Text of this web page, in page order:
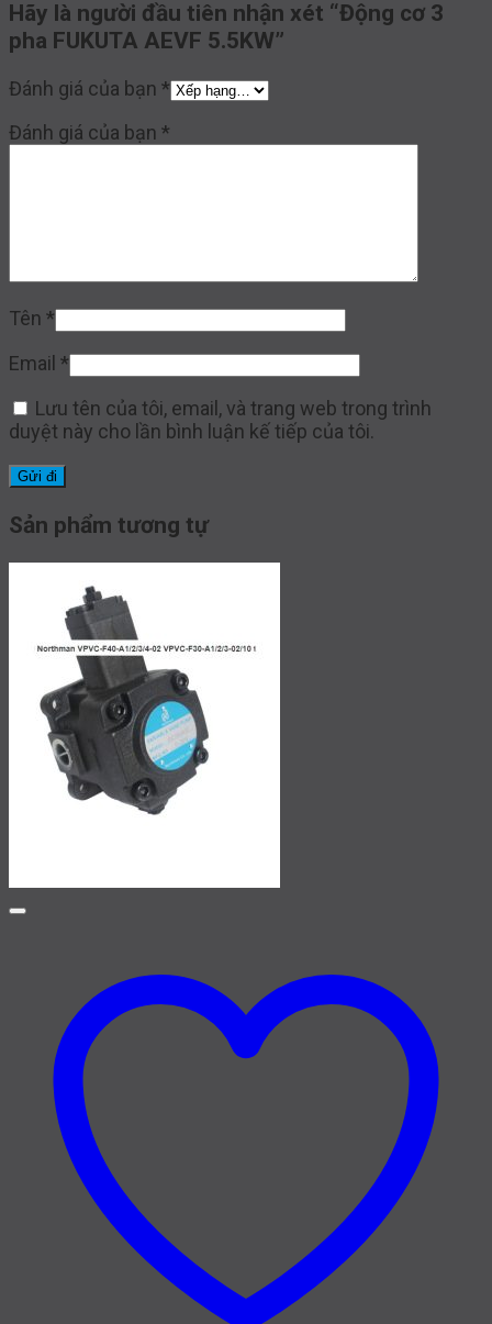
Hãy là người đầu tiên nhận xét “Động cơ 3
pha FUKUTA AEVF 5.5KW”
Đánh giá của bạn *
Đánh giá của bạn *
Tên *
Email *
Lưu tên của tôi, email, và trang web trong trình
duyệt này cho lần bình luận kế tiếp của tôi.
Sản phẩm tương tự